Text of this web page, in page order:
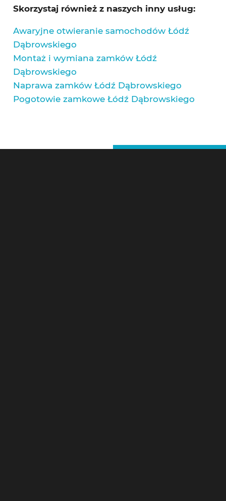
Skorzystaj również z naszych inny usług:
Awaryjne otwieranie samochodów Łódź
Dąbrowskiego
Montaż i wymiana zamków Łódź
Dąbrowskiego
Naprawa zamków Łódź Dąbrowskiego
Pogotowie zamkowe Łódź Dąbrowskiego